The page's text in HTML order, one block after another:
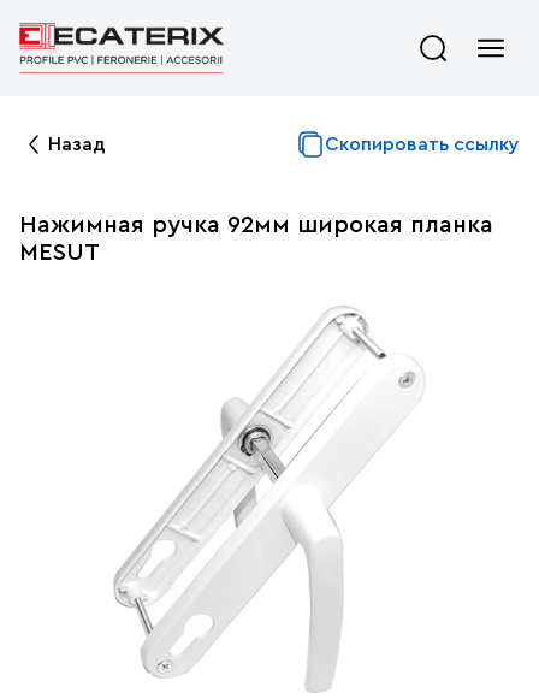
Назад Скопировать ссылку
Нажимная ручка 92мм широкая планка
MESUT